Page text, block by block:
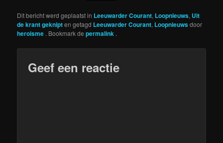
Dit bericht werd geplaatst in Leeuwarder Courant, Loopnieuws, Uit
de krant geknipten getagd Leeuwarder Courant, Loopnieuwsdoor
heroisme . Bookmark depermalink .
Geef een reactie